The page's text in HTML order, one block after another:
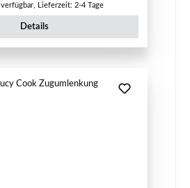
Lieferzeit: 2-4 Tage
Details